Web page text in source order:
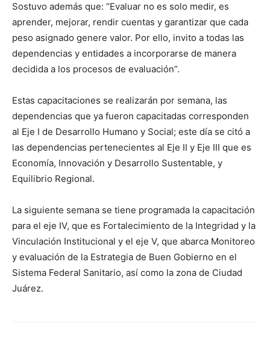
Sostuvo además que: “Evaluar no es solo medir, es
aprender, mejorar, rendir cuentas y garantizar que cada
peso asignado genere valor. Por ello, invito a todas las
dependencias y entidades a incorporarse de manera
decidida a los procesos de evaluación”.
Estas capacitaciones se realizarán por semana, las
dependencias que ya fueron capacitadas corresponden
al Eje I de Desarrollo Humano y Social; este día se citó a
las dependencias pertenecientes al Eje II y Eje III que es
Economía, Innovación y Desarrollo Sustentable, y
Equilibrio Regional.
La siguiente semana se tiene programada la capacitación
para el eje IV, que es Fortalecimiento de la Integridad y la
Vinculación Institucional y el eje V, que abarca Monitoreo
y evaluación de la Estrategia de Buen Gobierno en el
Sistema Federal Sanitario, así como la zona de Ciudad
Juárez.